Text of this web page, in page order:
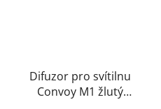
Difuzor pro svítilnu
Convoy M1 žlutý